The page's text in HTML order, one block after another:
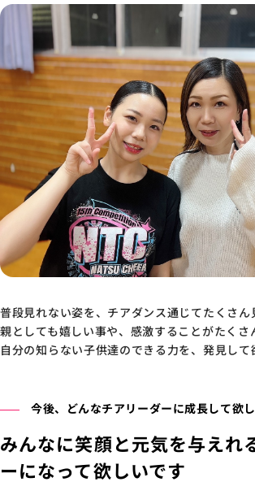
普段見れない姿を、チアダンス通じてたくさん
親としても嬉しい事や、感激することがたくさ
自分の知らない子供達のできる力を、発見して
今後、どんなチアリーダーに成長して欲
みんなに笑顔と元気を与えれ
ーになって欲しいです